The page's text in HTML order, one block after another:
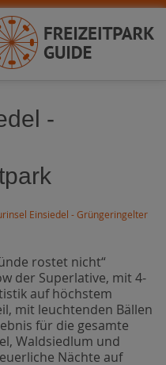
-
Einsiedel - Grüngeringelter
rostet nicht“
der Superlative, mit 4-
auf höchstem
mit leuchtenden Bällen
für die gesamte
Waldsiedlum und
Nächte auf